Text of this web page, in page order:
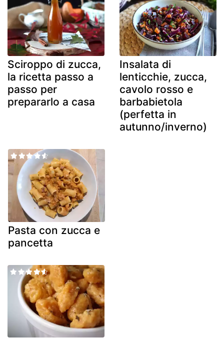
Sciroppo di zucca,
la ricetta passo a
passo per
prepararlo a casa
Insalata di
lenticchie, zucca,
cavolo rosso e
barbabietola
(perfetta in
autunno/inverno)
Pasta con zucca e
pancetta